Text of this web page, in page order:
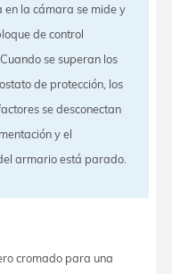
en la cámara se mide y
de control
se superan los
de protección, los
se desconectan
y el
armario está parado.
cromado para una